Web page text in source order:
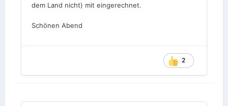
dem Land nicht) mit eingerechnet.
Schönen Abend
2